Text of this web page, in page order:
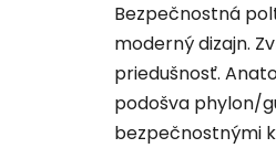
Bezpečnostná
moderný dizajn.
priedušnosť.
podošva phylon/
bezpečnostnými